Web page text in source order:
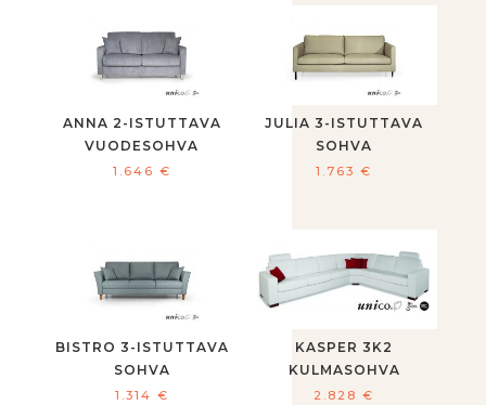
ANNA 2-ISTUTTAVA
VUODESOHVA
1.646 €
JULIA 3-ISTUTTAVA
SOHVA
1.763€
BISTRO 3-ISTUTTAVA
SOHVA
1.314 €
KASPER 3K2
KULMASOHVA
2.828€